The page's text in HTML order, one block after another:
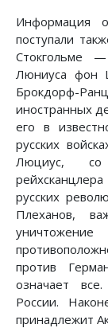
Информация
поступали
Стокгольме
Люниуса фон
Брокдорф-
иностранных
его в
русских
Люциус, со
русских
Плеханов,
против
означает
России.
принадлежит